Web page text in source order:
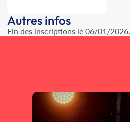
Autres infos
Fin des inscriptions le 06/01/2026.